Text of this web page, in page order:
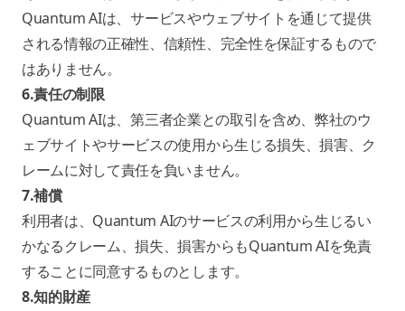
Quantum AIは、サービスやウェブサイトを通じて提供
される情報の正確性、信頼性、完全性を保証するもので
はありません。
6.責任の制限
Quantum AIは、第三者企業との取引を含め、弊社のウ
ェブサイトやサービスの使用から生じる損失、損害、ク
レームに対して責任を負いません。
7.補償
利用者は、Quantum AIのサービスの利用から生じるい
かなるクレーム、損失、損害からもQuantum AIを免責
することに同意するものとします。
8.知的財産